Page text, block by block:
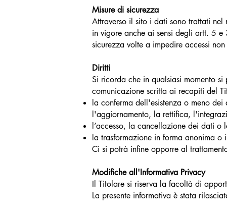
Misure di sicurezza
Attraverso il sito i dati sono trattati
in vigore anche ai sensi degli artt. 5 e
sicurezza volte a impedire accessi
Diritti
Si ricorda che in qualsiasi momento
comunicazione scritta ai recapiti del
la conferma dell'esistenza o meno
l'aggiornamento, la rettifica,
l’accesso, la cancellazione dei dati
la trasformazione in forma anonima
Ci si potrà infine opporre al
Modifiche all'Informativa Privacy
Il Titolare si riserva la facoltà di
La presente informativa è stata